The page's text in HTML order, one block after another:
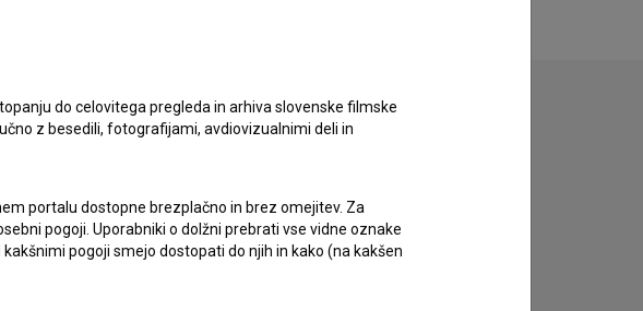
do celovitega pregleda in arhiva slovenske filmske
z besedili, fotografijami, avdiovizualnimi deli in
portalu dostopne brezplačno in brez omejitev. Za
pogoji. Uporabniki o dolžni prebrati vse vidne oznake
pogoji smejo dostopati do njih in kako (na kakšen